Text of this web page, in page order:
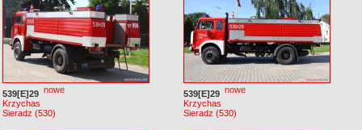
539[E]29 nowe
Krzychas
Sieradz (530)
539[E]29 nowe
Krzychas
Sieradz (530)